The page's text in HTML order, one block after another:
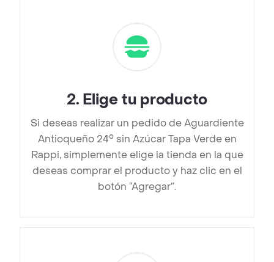
2. Elige tu producto
Si deseas realizar un pedido de Aguardiente
Antioqueño 24° sin Azúcar Tapa Verde en
Rappi, simplemente elige la tienda en la que
deseas comprar el producto y haz clic en el
botón “Agregar”.